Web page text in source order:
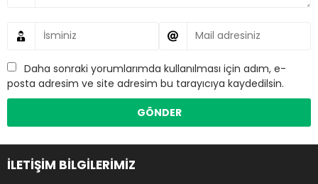
Daha sonraki yorumlarımda kullanılması için adım, e-
posta adresim ve site adresim bu tarayıcıya kaydedilsin.
İLETİŞİM BİLGİLERİMİZ